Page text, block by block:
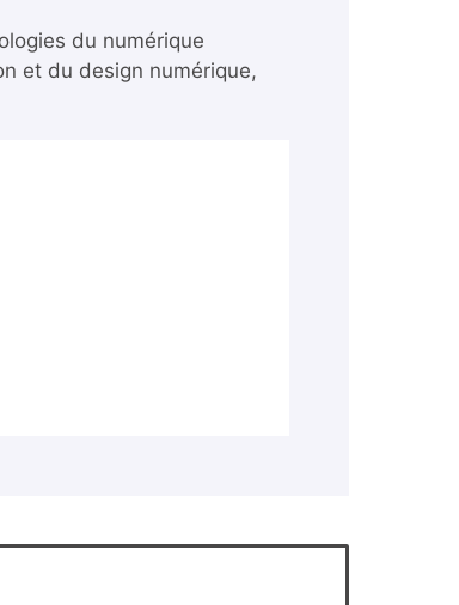
du numérique
et du design numérique,